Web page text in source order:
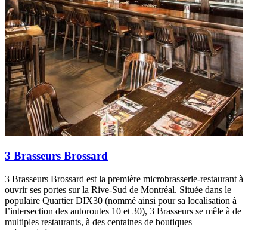
3 Brasseurs Brossard
3 Brasseurs Brossard est la première microbrasserie-restaurant à
ouvrir ses portes sur la Rive-Sud de Montréal. Située dans le
populaire Quartier DIX30 (nommé ainsi pour sa localisation à
l’intersection des autoroutes 10 et 30), 3 Brasseurs se mêle à de
multiples restaurants, à des centaines de boutiques